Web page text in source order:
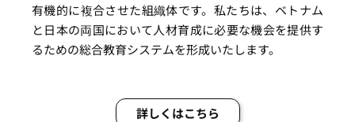
有機的に複合させた組織体です。私たちは、ベトナム
と日本の両国において人材育成に必要な機会を提供す
るための総合教育システムを形成いたします。
詳しくはこちら